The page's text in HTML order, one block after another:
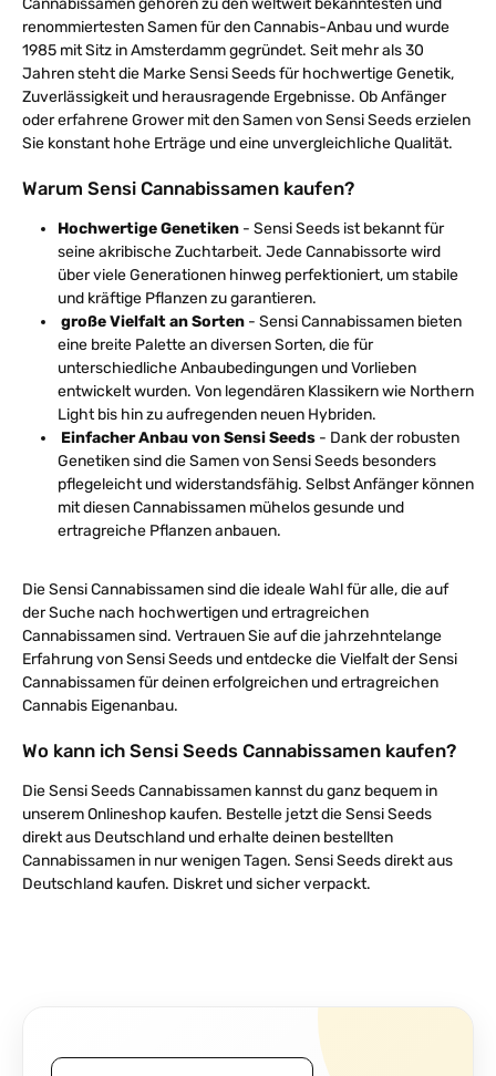
renommiertesten Samen für den Cannabis-Anbau und wurde
1985 mit Sitz in Amsterdamm gegründet. Seit mehr als 30
Jahren steht die Marke Sensi Seeds für hochwertige Genetik,
Zuverlässigkeit und herausragende Ergebnisse. Ob Anfänger
oder erfahrene Grower mit den Samen von Sensi Seeds erzielen
Sie konstant hohe Erträge und eine unvergleichliche Qualität.
Warum Sensi Cannabissamen kaufen?
Hochwertige Genetiken - Sensi Seeds ist bekannt für
seine akribische Zuchtarbeit. Jede Cannabissorte wird
über viele Generationen hinweg perfektioniert, um stabile
und kräftige Pflanzen zu garantieren.
große Vielfalt an Sorten - Sensi Cannabissamen bieten
eine breite Palette an diversen Sorten, die für
unterschiedliche Anbaubedingungen und Vorlieben
entwickelt wurden. Von legendären Klassikern wie Northern
Light bis hin zu aufregenden neuen Hybriden.
Einfacher Anbau von Sensi Seeds - Dank der robusten
Genetiken sind die Samen von Sensi Seeds besonders
pflegeleicht und widerstandsfähig. Selbst Anfänger können
mit diesen Cannabissamen mühelos gesunde und
ertragreiche Pflanzen anbauen.
Die Sensi Cannabissamen sind die ideale Wahl für alle, die auf
der Suche nach hochwertigen und ertragreichen
Cannabissamen sind. Vertrauen Sie auf die jahrzehntelange
Erfahrung von Sensi Seeds und entdecke die Vielfalt der Sensi
Cannabissamen für deinen erfolgreichen und ertragreichen
Cannabis Eigenanbau.
Wo kann ich Sensi Seeds Cannabissamen kaufen?
Die Sensi Seeds Cannabissamen kannst du ganz bequem in
unserem Onlineshop kaufen. Bestelle jetzt die Sensi Seeds
direkt aus Deutschland und erhalte deinen bestellten
Cannabissamen in nur wenigen Tagen. Sensi Seeds direkt aus
Deutschland kaufen. Diskret und sicher verpackt.